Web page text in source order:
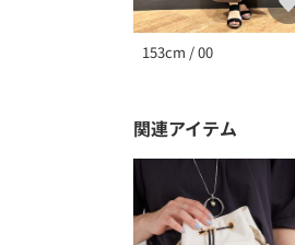
153cm / 00
関連アイテム